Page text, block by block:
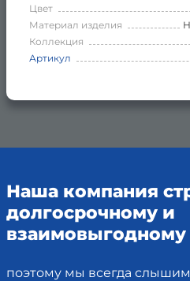
Цвет
Материал изделия
Коллекция
Артикул
Наша компания
долгосрочному и
взаимовыгодному
поэтому мы всегда